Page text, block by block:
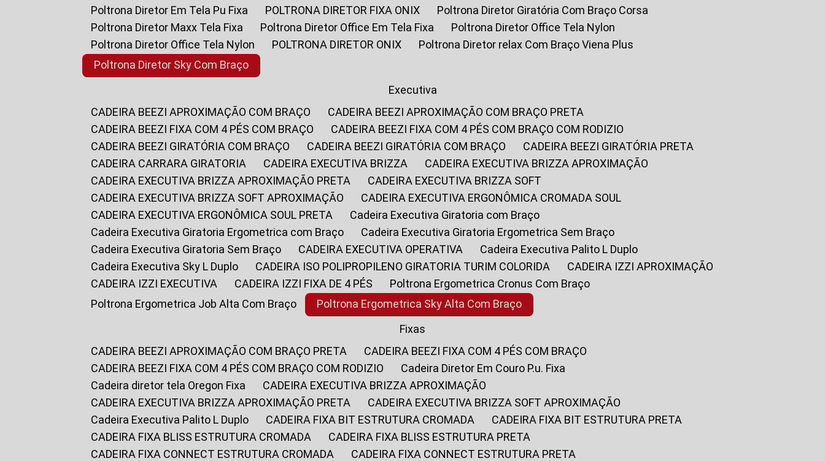
Poltrona Diretor Em Tela Pu Fixa
POLTRONA DIRETOR FIXA ONIX
Poltrona Diretor Giratória Com Braço Corsa
Poltrona Diretor Maxx Tela Fixa
Poltrona Diretor Office Em Tela Fixa
Poltrona Diretor Office Tela Nylon
Poltrona Diretor Office Tela Nylon
POLTRONA DIRETOR ONIX
Poltrona Diretor relax Com Braço Viena Plus
Poltrona Diretor Sky Com Braço
Executiva
CADEIRA BEEZI APROXIMAÇÃO COM BRAÇO
CADEIRA BEEZI APROXIMAÇÃO COM BRAÇO PRETA
CADEIRA BEEZI FIXA COM 4 PÉS COM BRAÇO
CADEIRA BEEZI FIXA COM 4 PÉS COM BRAÇO COM RODIZIO
CADEIRA BEEZI GIRATÓRIA COM BRAÇO
CADEIRA BEEZI GIRATÓRIA COM BRAÇO
CADEIRA BEEZI GIRATÓRIA PRETA
CADEIRA CARRARA GIRATORIA
CADEIRA EXECUTIVA BRIZZA
CADEIRA EXECUTIVA BRIZZA APROXIMAÇÃO
CADEIRA EXECUTIVA BRIZZA APROXIMAÇÃO PRETA
CADEIRA EXECUTIVA BRIZZA SOFT
CADEIRA EXECUTIVA BRIZZA SOFT APROXIMAÇÃO
CADEIRA EXECUTIVA ERGONÔMICA CROMADA SOUL
CADEIRA EXECUTIVA ERGONÔMICA SOUL PRETA
Cadeira Executiva Giratoria com Braço
Cadeira Executiva Giratoria Ergometrica com Braço
Cadeira Executiva Giratoria Ergometrica Sem Braço
Cadeira Executiva Giratoria Sem Braço
CADEIRA EXECUTIVA OPERATIVA
Cadeira Executiva Palito L Duplo
Cadeira Executiva Sky L Duplo
CADEIRA ISO POLIPROPILENO GIRATORIA TURIM COLORIDA
CADEIRA IZZI APROXIMAÇÃO
CADEIRA IZZI EXECUTIVA
CADEIRA IZZI FIXA DE 4 PÉS
Poltrona Ergometrica Cronus Com Braço
Poltrona Ergometrica Job Alta Com Braço
Poltrona Ergometrica Sky Alta Com Braço
Fixas
CADEIRA BEEZI APROXIMAÇÃO COM BRAÇO PRETA
CADEIRA BEEZI FIXA COM 4 PÉS COM BRAÇO
CADEIRA BEEZI FIXA COM 4 PÉS COM BRAÇO COM RODIZIO
Cadeira Diretor Em Couro P.u. Fixa
Cadeira diretor tela Oregon Fixa
CADEIRA EXECUTIVA BRIZZA APROXIMAÇÃO
CADEIRA EXECUTIVA BRIZZA APROXIMAÇÃO PRETA
CADEIRA EXECUTIVA BRIZZA SOFT APROXIMAÇÃO
Cadeira Executiva Palito L Duplo
CADEIRA FIXA BIT ESTRUTURA CROMADA
CADEIRA FIXA BIT ESTRUTURA PRETA
CADEIRA FIXA BLISS ESTRUTURA CROMADA
CADEIRA FIXA BLISS ESTRUTURA PRETA
CADEIRA FIXA CONNECT ESTRUTURA CROMADA
CADEIRA FIXA CONNECT ESTRUTURA PRETA